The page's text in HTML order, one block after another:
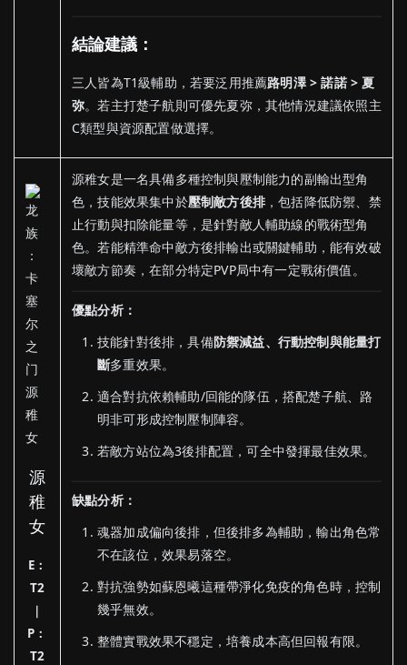
結論建議：
三人皆為T1級輔助，若要泛用推薦路明澤 > 諾諾 > 夏
弥。若主打楚子航則可優先夏弥，其他情況建議依照主
C類型與資源配置做選擇。
源
稚
女
E：
T2
｜
P：
T2
源稚女是一名具備多種控制與壓制能力的副輸出型角
色，技能效果集中於壓制敵方後排，包括降低防禦、禁
止行動與扣除能量等，是針對敵人輔助線的戰術型角
色。若能精準命中敵方後排輸出或關鍵輔助，能有效破
壞敵方節奏，在部分特定PVP局中有一定戰術價值。
優點分析：
技能針對後排，具備防禦減益、行動控制與能量打
斷多重效果。
適合對抗依賴輔助/回能的隊伍，搭配楚子航、路
明非可形成控制壓制陣容。
若敵方站位為3後排配置，可全中發揮最佳效果。
缺點分析：
魂器加成偏向後排，但後排多為輔助，輸出角色常
不在該位，效果易落空。
對抗強勢如蘇恩曦這種帶淨化免疫的角色時，控制
幾乎無效。
整體實戰效果不穩定，培養成本高但回報有限。